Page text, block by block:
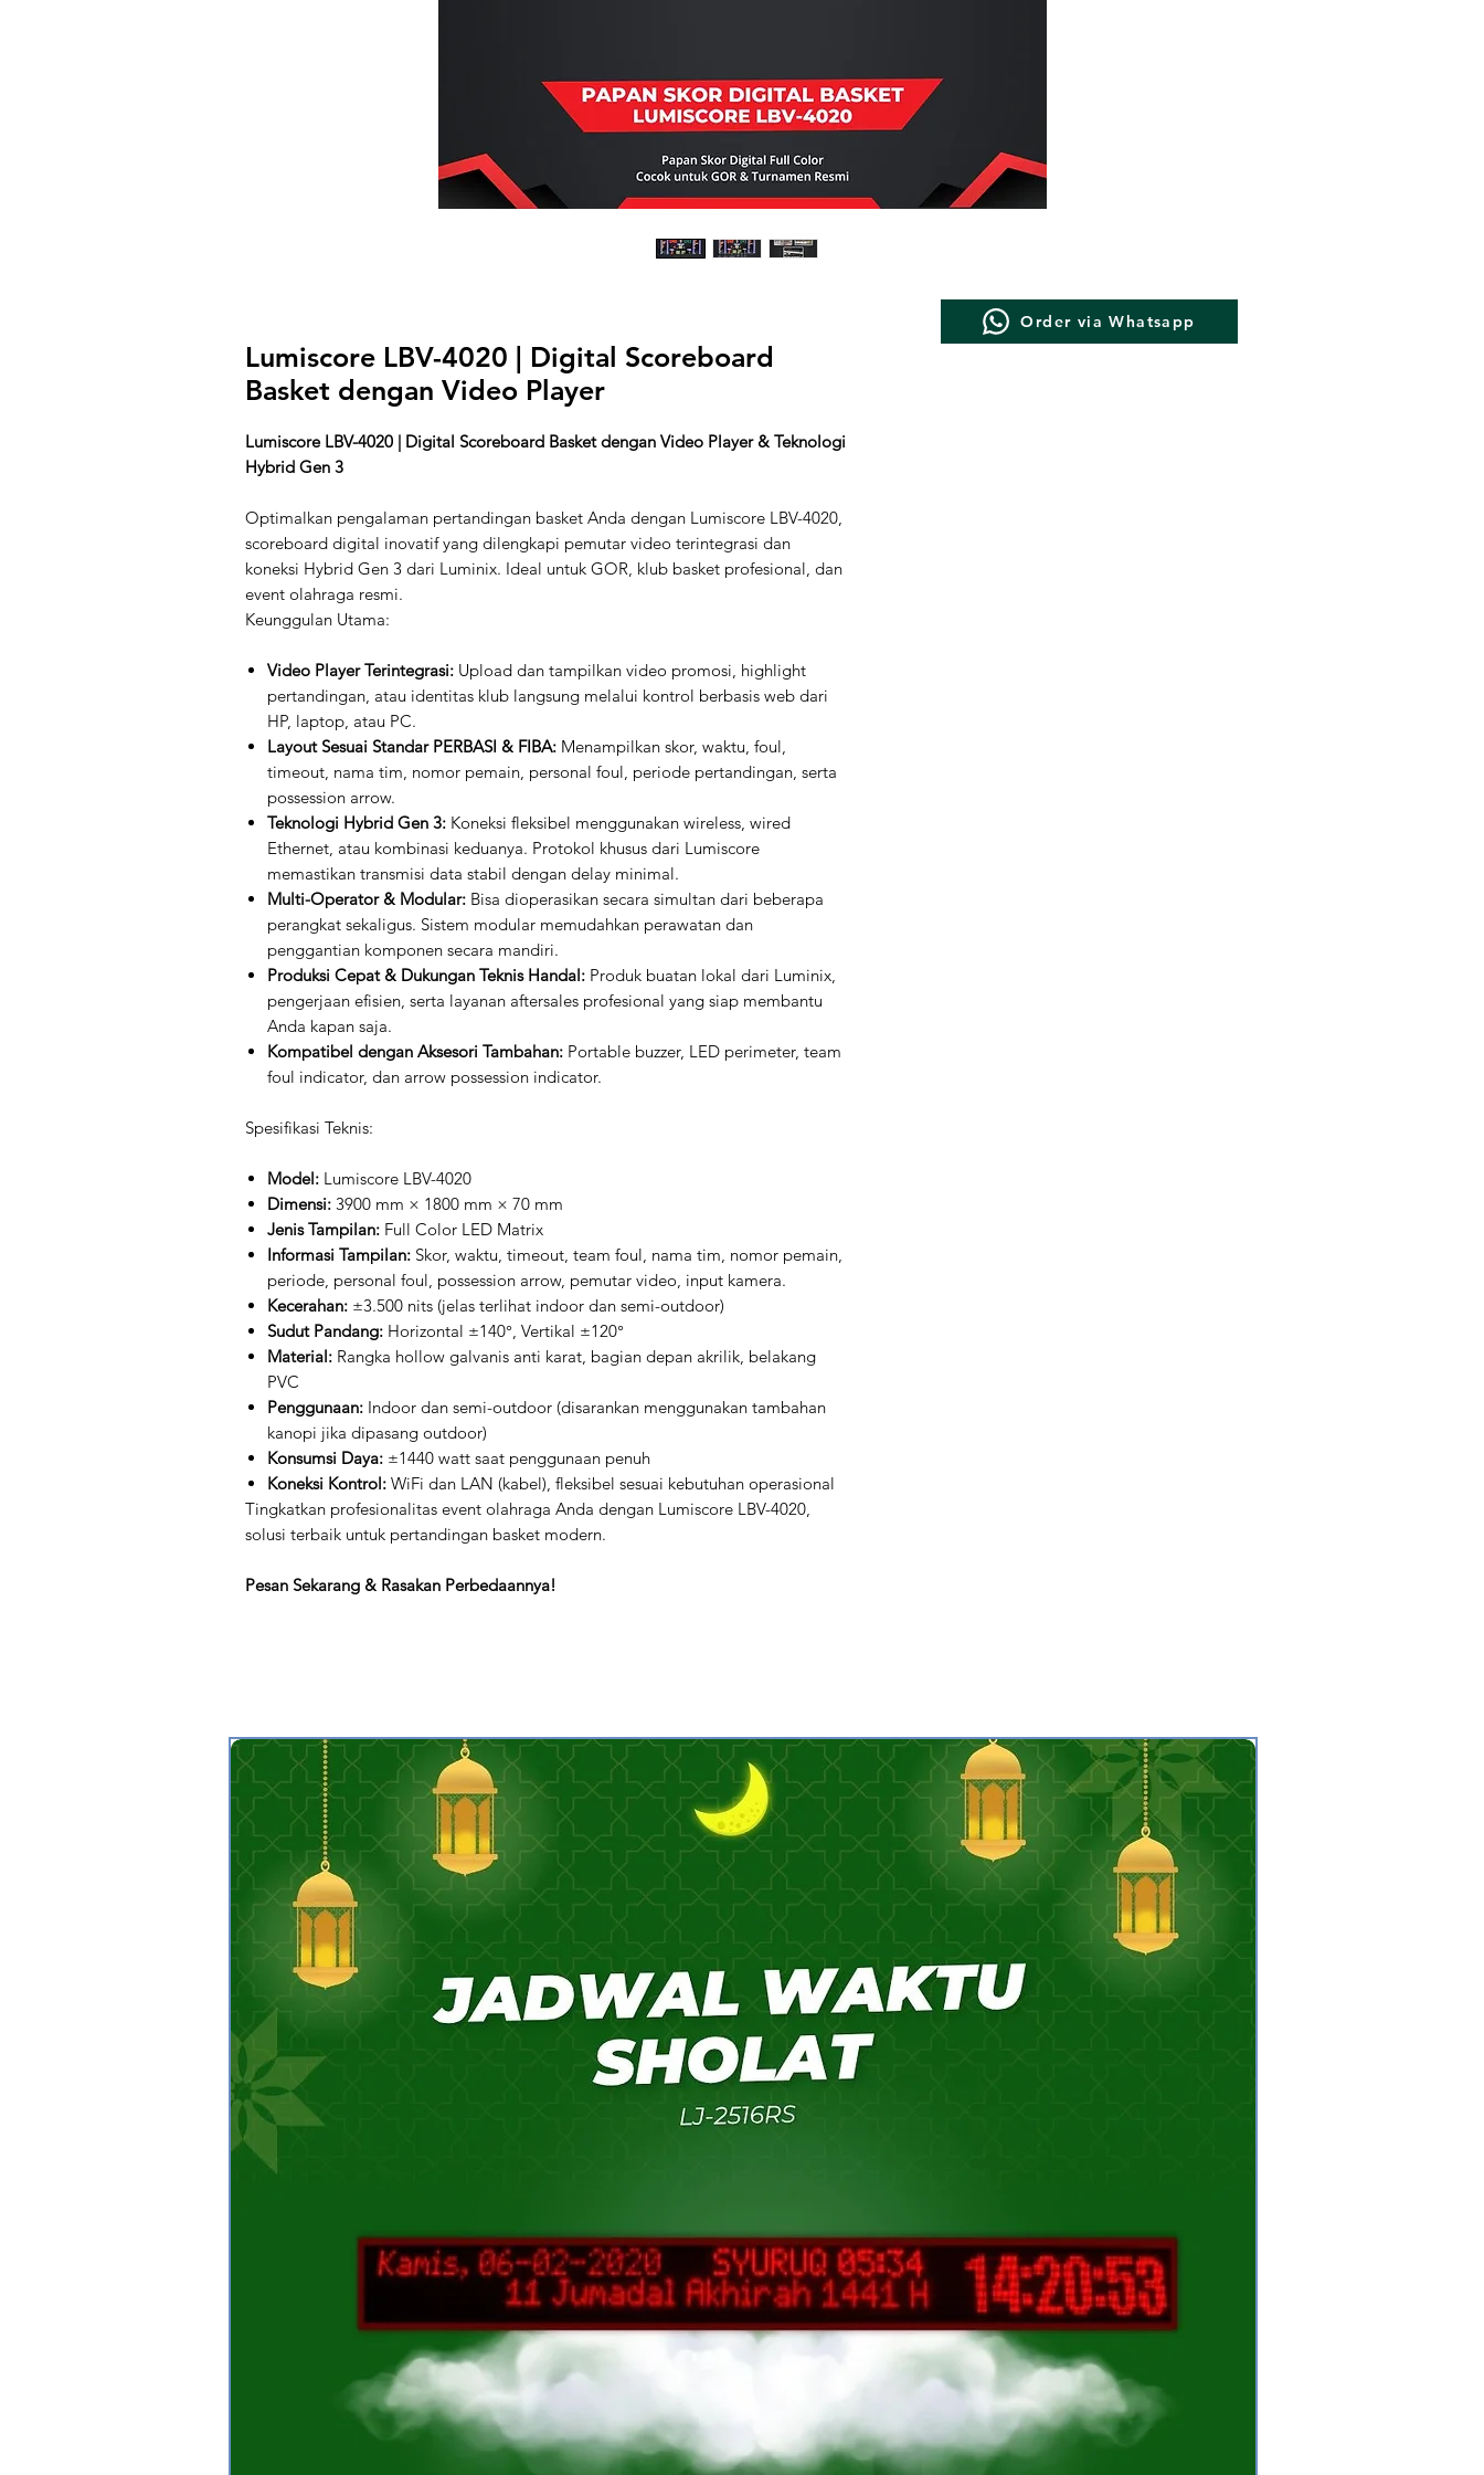
Lumiscore LBV-4020 | Digital Scoreboard
Basket dengan Video Player
Lumiscore LBV-4020 | Digital Scoreboard Basket dengan Video Player & Teknologi
Hybrid Gen 3
Optimalkan pengalaman pertandingan basket Anda dengan Lumiscore LBV-4020,
scoreboard digital inovatif yang dilengkapi pemutar video terintegrasi dan
koneksi Hybrid Gen 3 dari Luminix. Ideal untuk GOR, klub basket profesional, dan
event olahraga resmi.
Keunggulan Utama:
Video Player Terintegrasi: Upload dan tampilkan video promosi, highlight
pertandingan, atau identitas klub langsung melalui kontrol berbasis web dari
HP, laptop, atau PC.
Layout Sesuai Standar PERBASI & FIBA: Menampilkan skor, waktu, foul,
timeout, nama tim, nomor pemain, personal foul, periode pertandingan, serta
possession arrow.
Teknologi Hybrid Gen 3: Koneksi fleksibel menggunakan wireless, wired
Ethernet, atau kombinasi keduanya. Protokol khusus dari Lumiscore
memastikan transmisi data stabil dengan delay minimal.
Multi-Operator & Modular: Bisa dioperasikan secara simultan dari beberapa
perangkat sekaligus. Sistem modular memudahkan perawatan dan
penggantian komponen secara mandiri.
Produksi Cepat & Dukungan Teknis Handal: Produk buatan lokal dari Luminix,
pengerjaan efisien, serta layanan aftersales profesional yang siap membantu
Anda kapan saja.
Kompatibel dengan Aksesori Tambahan: Portable buzzer, LED perimeter, team
foul indicator, dan arrow possession indicator.
Spesifikasi Teknis:
Model: Lumiscore LBV-4020
Dimensi: 3900 mm × 1800 mm × 70 mm
Jenis Tampilan: Full Color LED Matrix
Informasi Tampilan: Skor, waktu, timeout, team foul, nama tim, nomor pemain,
periode, personal foul, possession arrow, pemutar video, input kamera.
Kecerahan: ±3.500 nits (jelas terlihat indoor dan semi-outdoor)
Sudut Pandang: Horizontal ±140°, Vertikal ±120°
Material: Rangka hollow galvanis anti karat, bagian depan akrilik, belakang
PVC
Penggunaan: Indoor dan semi-outdoor (disarankan menggunakan tambahan
kanopi jika dipasang outdoor)
Konsumsi Daya: ±1440 watt saat penggunaan penuh
Koneksi Kontrol: WiFi dan LAN (kabel), fleksibel sesuai kebutuhan operasional
Tingkatkan profesionalitas event olahraga Anda dengan Lumiscore LBV-4020,
solusi terbaik untuk pertandingan basket modern.
Pesan Sekarang & Rasakan Perbedaannya!
Order via Whatsapp